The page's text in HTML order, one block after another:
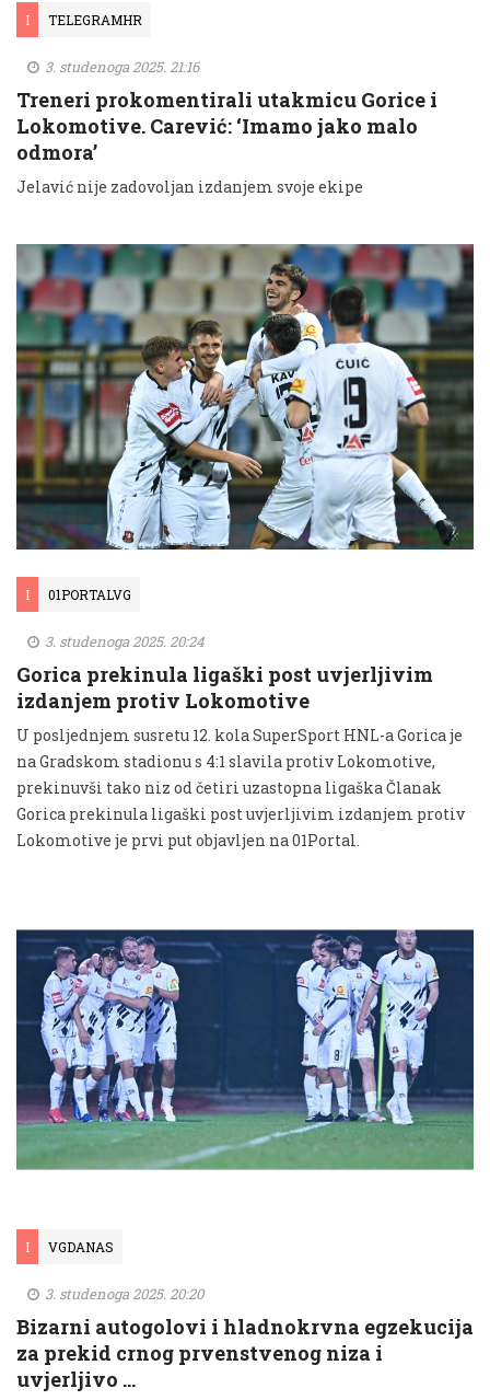
I TELEGRAMHR
3. studenoga 2025. 21:16
Treneri prokomentirali utakmicu Gorice i
Lokomotive. Carević: ‘Imamo jako malo
odmora’
Jelavić nije zadovoljan izdanjem svoje ekipe
I 01PORTALVG
3. studenoga 2025. 20:24
Gorica prekinula ligaški post uvjerljivim
izdanjem protiv Lokomotive
U posljednjem susretu 12. kola SuperSport HNL-a Gorica je
na Gradskom stadionu s 4:1 slavila protiv Lokomotive,
prekinuvši tako niz od četiri uzastopna ligaška Članak
Gorica prekinula ligaški post uvjerljivim izdanjem protiv
Lokomotive je prvi put objavljen na 01Portal.
I VGDANAS
3. studenoga 2025. 20:20
Bizarni autogolovi i hladnokrvna egzekucija
za prekid crnog prvenstvenog niza i
uvjerljivo …